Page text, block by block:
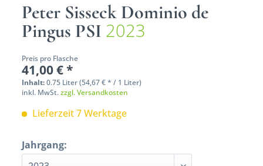
Peter Sisseck Dominio de
Pingus PSI 2023
Preis pro Flasche
41,00 € *
Inhalt:0.75 Liter (54,67 € * / 1 Liter)
inkl. MwSt.zzgl. Versandkosten
Lieferzeit 7 Werktage
Jahrgang: